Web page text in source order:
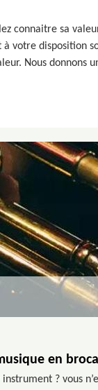
connaitre sa
votre disposition
Nous donnons
en
? vous